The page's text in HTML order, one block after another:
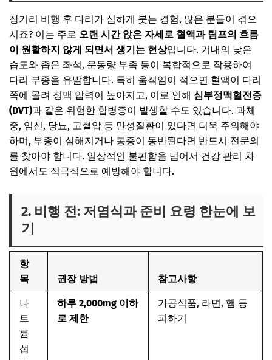
장거리 비행 후 다리가 심하게 붓는 경험, 많은 분들이 겪으
시죠? 이는 주로 오랜 시간 앉은 자세로 혈액과 림프의 흐름
이 원활하지 않게 되면서 생기는 현상입니다. 기내의 낮은
습도와 좁은 좌석, 운동량 부족 등이 복합적으로 작용하여
다리 부종을 유발합니다. 특히 움직임이 적으면 혈액이 다리
쪽에 몰려 정맥 압력이 높아지고, 이로 인해 심부정맥혈전증
(DVT)과 같은 위험한 합병증이 발생할 수도 있습니다. 과체
중, 임신, 당뇨, 고혈압 등 만성질환이 있다면 더욱 주의해야
하며, 부종이 심해지거나 통증이 동반된다면 반드시 전문의
를 찾아야 합니다. 일상적인 불편함을 넘어서 건강 관리 차
원에서도 적극적으로 예방해야 합니다.
2. 비행 전: 저염식과 준비 요령 한눈에 보
기
항
목
권장 방법 참고사항
나
트
륨
섭
하루 2,000mg 이하
로 제한
가공식품, 라면, 햄 등
피하기